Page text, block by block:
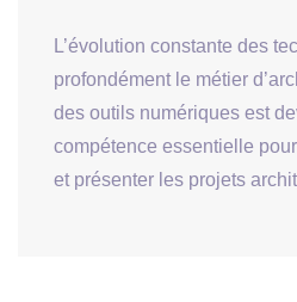
L’évolution constante des
profondément le métier
des outils numériques est
compétence essentielle
et présenter les projets